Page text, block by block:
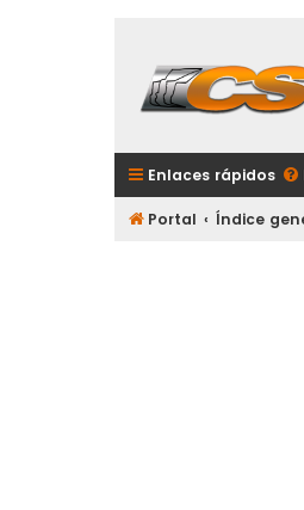
Enlaces rápidos
Portal Índice